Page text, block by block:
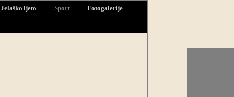
Jelaško ljeto Sport Fotogalerije